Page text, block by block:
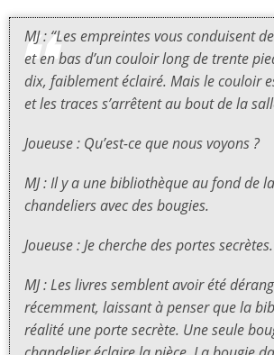
MJ : “Les empreintes vous conduisent
et en bas d’un couloir long de trente
dix, faiblement éclairé. Mais le couloir
et les traces s’arrêtent au bout de la
Joueuse : Qu’est-ce que nous voyons ?
MJ : Il y a une bibliothèque au fond de
chandeliers avec des bougies.
Joueuse : Je cherche des portes
MJ : Les livres semblent avoir été
récemment, laissant à penser que la
réalité une porte secrète. Une seule